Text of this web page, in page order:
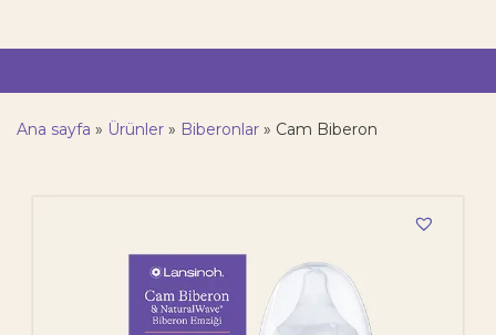
Ana sayfa » Ürünler » Biberonlar » Cam Biberon